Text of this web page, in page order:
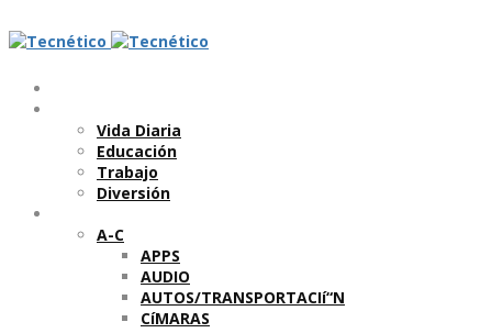
Vida Diaria
Educación
Trabajo
Diversión
A-C
APPS
AUDIO
AUTOS/TRANSPORTACIí“N
CíMARAS